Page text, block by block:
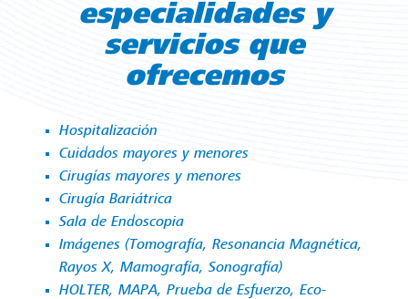
especialidades y
servicios que
ofrecemos
Hospitalización
Cuidados mayores y menores
Cirugías mayores y menores
Cirugía Bariátrica
Sala de Endoscopia
Imágenes (Tomografía, Resonancia Magnética,
Rayos X, Mamografía, Sonografía)
HOLTER, MAPA, Prueba de Esfuerzo, Eco-